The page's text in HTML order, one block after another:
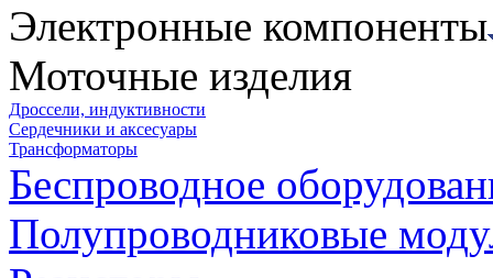
Электронные компоненты
Моточные изделия
Дроссели, индуктивности
Сердечники и аксесуары
Трансформаторы
Беспроводное
Полупроводниковые